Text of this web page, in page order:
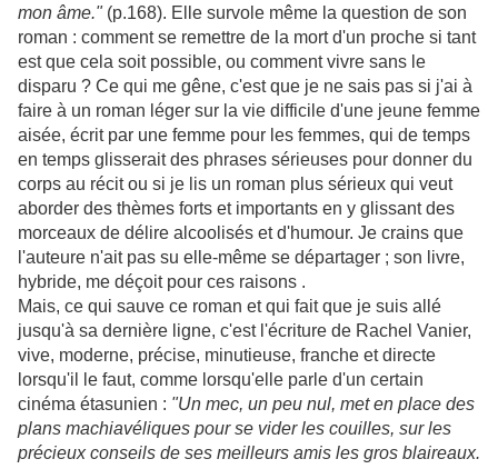
mon âme." (p.168). Elle survole même la question de son
roman : comment se remettre de la mort d'un proche si tant
est que cela soit possible, ou comment vivre sans le
disparu ? Ce qui me gêne, c'est que je ne sais pas si j'ai à
faire à un roman léger sur la vie difficile d'une jeune femme
aisée, écrit par une femme pour les femmes, qui de temps
en temps glisserait des phrases sérieuses pour donner du
corps au récit ou si je lis un roman plus sérieux qui veut
aborder des thèmes forts et importants en y glissant des
morceaux de délire alcoolisés et d'humour. Je crains que
l'auteure n'ait pas su elle-même se départager ; son livre,
hybride, me déçoit pour ces raisons .
Mais, ce qui sauve ce roman et qui fait que je suis allé
jusqu'à sa dernière ligne, c'est l'écriture de Rachel Vanier,
vive, moderne, précise, minutieuse, franche et directe
lorsqu'il le faut, comme lorsqu'elle parle d'un certain
cinéma étasunien : "Un mec, un peu nul, met en place des
plans machiavéliques pour se vider les couilles, sur les
précieux conseils de ses meilleurs amis les gros blaireaux.